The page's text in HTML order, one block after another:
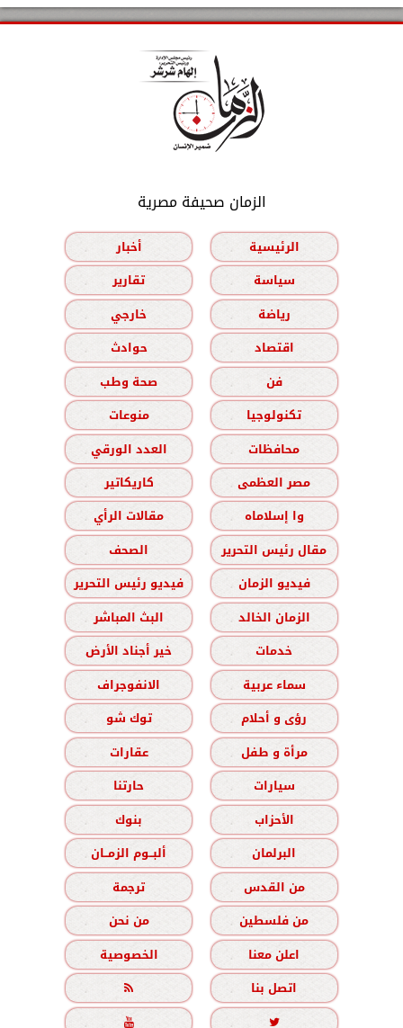
الزمان صحيفة مصرية
الرئيسية
أخبار
سياسة
تقارير
رياضة
خارجي
اقتصاد
حوادث
فن
صحة وطب
تكنولوجيا
منوعات
محافظات
العدد الورقي
مصر العظمى
كاريكاتير
وا إسلاماه
مقالات الرأي
مقال رئيس التحرير
الصحف
فيديو الزمان
فيديو رئيس التحرير
الزمان الخالد
البث المباشر
خدمات
خير أجناد الأرض
سماء عربية
الانفوجراف
رؤى و أحلام
توك شو
مرأة و طفل
عقارات
سيارات
حارتنا
الأحزاب
بنوك
البرلمان
ألبــوم الزمــان
من القدس
ترجمة
من فلسطين
من نحن
اعلن معنا
الخصوصية
اتصل بنا


